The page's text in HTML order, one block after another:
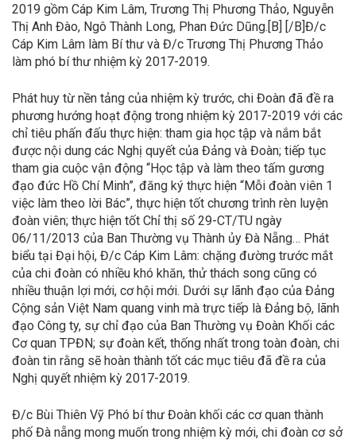
2019 gồm Cáp Kim Lâm, Trương Thị Phương Thảo, Nguyễn
Thị Anh Đào, Ngô Thành Long, Phan Đức Dũng.[B] [/B]Đ/c
Cáp Kim Lâm làm Bí thư và Đ/c Trương Thị Phương Thảo
làm phó bí thư nhiệm kỳ 2017-2019.
Phát huy từ nền tảng của nhiệm kỳ trước, chi Đoàn đã đề ra
phương hướng hoạt động trong nhiệm kỳ 2017-2019 với các
chỉ tiêu phấn đấu thực hiện: tham gia học tập và nắm bắt
được nội dung các Nghị quyết của Đảng và Đoàn; tiếp tục
tham gia cuộc vận động “Học tập và làm theo tấm gương
đạo đức Hồ Chí Minh”, đăng ký thực hiện “Mỗi đoàn viên 1
việc làm theo lời Bác”, thực hiện tốt chương trình rèn luyện
đoàn viên; thực hiện tốt Chỉ thị số 29-CT/TU ngày
06/11/2013 của Ban Thường vụ Thành ủy Đà Nẵng… Phát
biểu tại Đại hội, Đ/c Cáp Kim Lâm: chặng đường trước mắt
của chi đoàn có nhiều khó khăn, thử thách song cũng có
nhiều thuận lợi mới, cơ hội mới. Dưới sự lãnh đạo của Đảng
Cộng sản Việt Nam quang vinh mà trực tiếp là Đảng bộ, lãnh
đạo Công ty, sự chỉ đạo của Ban Thường vụ Đoàn Khối các
Cơ quan TPĐN; sự đoàn kết, thống nhất trong toàn đoàn, chi
đoàn tin rằng sẽ hoàn thành tốt các mục tiêu đã đề ra của
Nghị quyết nhiệm kỳ 2017-2019.
Đ/c Bùi Thiên Vỹ Phó bí thư Đoàn khối các cơ quan thành
phố Đà nẵng mong muốn trong nhiệm kỳ mới, chi đoàn cơ sở